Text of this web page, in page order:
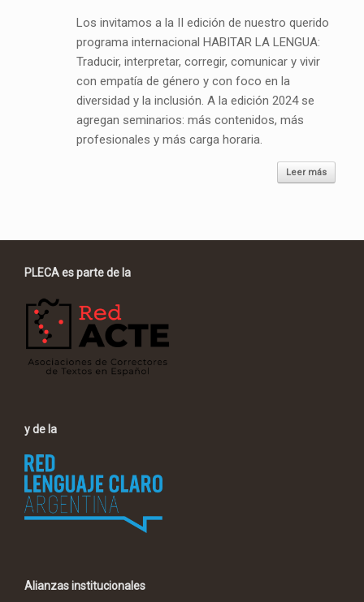
Los invitamos a la II edición de nuestro querido
programa internacional HABITAR LA LENGUA:
Traducir, interpretar, corregir, comunicar y vivir
con empatía de género y con foco en la
diversidad y la inclusión. A la edición 2024 se
agregan seminarios: más contenidos, más
profesionales y más carga horaria.
Leer más
PLECA es parte de la
y de la
Alianzas institucionales